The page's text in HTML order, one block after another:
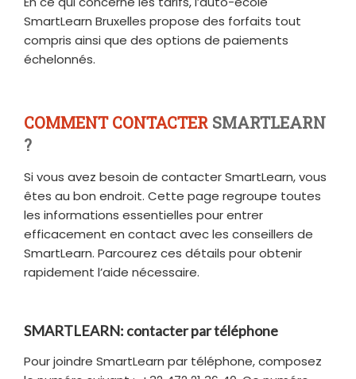
SmartLearn Bruxelles propose des forfaits tout
compris ainsi que des options de paiements
échelonnés.
COMMENT CONTACTER SMARTLEARN
?
Si vous avez besoin de contacter SmartLearn, vous
êtes au bon endroit. Cette page regroupe toutes
les informations essentielles pour entrer
efficacement en contact avec les conseillers de
SmartLearn. Parcourez ces détails pour obtenir
rapidement l’aide nécessaire.
SMARTLEARN: contacter par téléphone
Pour joindre SmartLearn par téléphone, composez